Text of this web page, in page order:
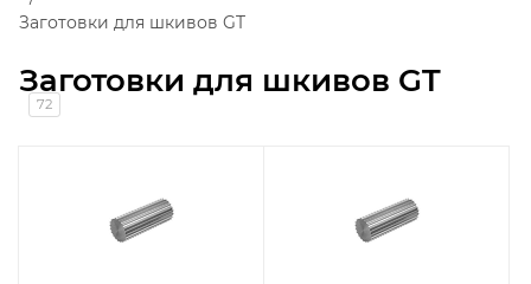
Заготовки для шкивов GT
72
Заготовки для шкивов GT